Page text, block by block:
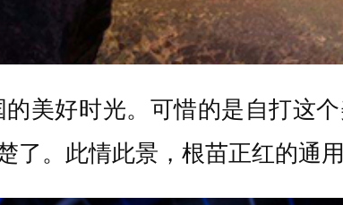
美好时光。可惜的是自打这
了。此情此景，根苗正红的通